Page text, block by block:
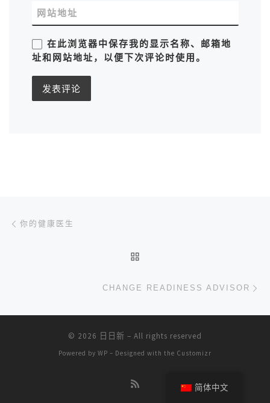
网站地址
在此浏览器中保存我的显示名称、邮箱地
址和网站地址，以便下次评论时使用。
文章导航
你的健康医生
CHANGE READINESS ADVISOR
© 2026 日日新 – All rights reserved
Powered by WP – Designed with the Customizr
简体中文